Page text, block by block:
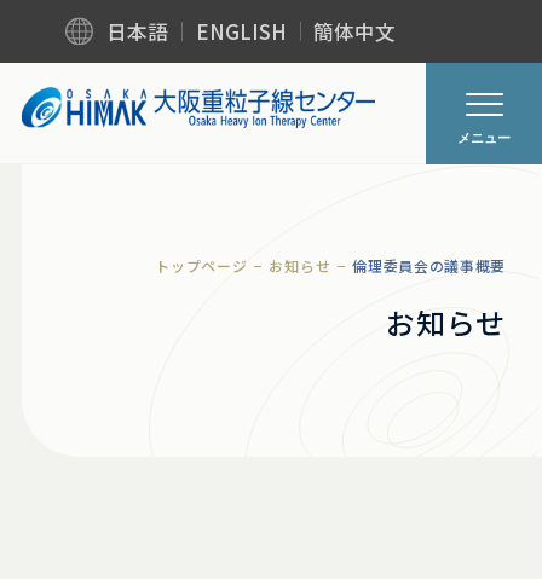
日本語 ENGLISH 簡体中文
メニュー
トップページ お知らせ 倫理委員会の議事概要
お知らせ